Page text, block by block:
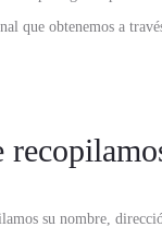
que obtenemos a
su nombre,